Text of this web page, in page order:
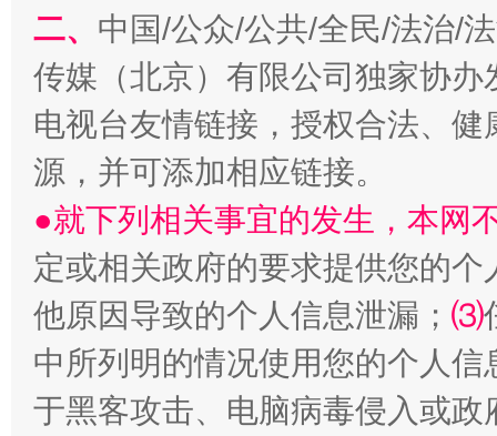
受贿1.44亿！段成刚被判无期 从幼
二、 中国/公众/公共/全民/法治/
传媒（北京）有限公司独家协
电视台友情链接，授权合法、
源，并可添加相应链接。
●就下列相关事宜的发生，本网
定或相关政府的要求提供您的个
他原因导致的个人信息泄漏； ⑶
中所列明的情况使用您的个人
于黑客攻击、电脑病毒侵入或